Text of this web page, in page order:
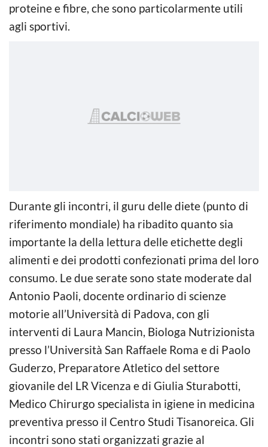
proteine e fibre, che sono particolarmente utili
agli sportivi.
Durante gli incontri, il guru delle diete (punto di
riferimento mondiale) ha ribadito quanto sia
importante la della lettura delle etichette degli
alimenti e dei prodotti confezionati prima del loro
consumo. Le due serate sono state moderate dal
Antonio Paoli, docente ordinario di scienze
motorie all’Università di Padova, con gli
interventi di Laura Mancin, Biologa Nutrizionista
presso l’Università San Raffaele Roma e di Paolo
Guderzo, Preparatore Atletico del settore
giovanile del LR Vicenza e di Giulia Sturabotti,
Medico Chirurgo specialista in igiene in medicina
preventiva presso il Centro Studi Tisanoreica. Gli
incontri sono stati organizzati grazie al